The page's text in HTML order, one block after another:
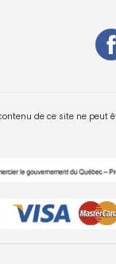
de ce site ne